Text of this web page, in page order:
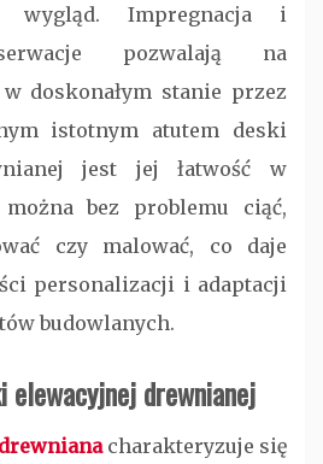
wygląd. Impregnacja i
pozwalają na
doskonałym stanie przez
istotnym atutem deski
jest jej łatwość w
bez problemu ciąć,
czy malować, co daje
personalizacji i adaptacji
budowlanych.
elewacyjnej drewnianej
charakteryzuje się